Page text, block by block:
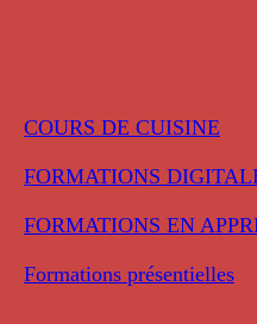
COURS DE CUISINE
FORMATIONS
FORMATIONS EN
Formations présentielles